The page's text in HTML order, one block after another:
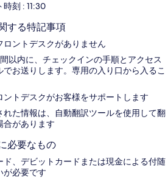
刻 : 11:30
する特記事項
ロントデスクがありません
以内に、チェックインの手順とアクセス
でお送りします。専用の入り口から入るこ
ントデスクがお客様をサポートします
れた情報は、自動翻訳ツールを使用して翻
合があります
必要なもの
ド、デビットカードまたは現金による付随
が必要です